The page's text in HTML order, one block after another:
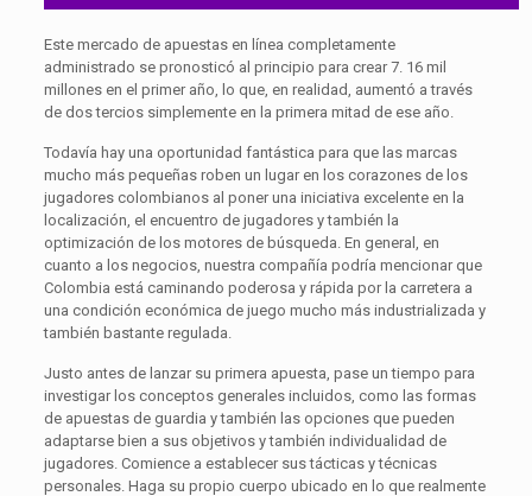
Este mercado de apuestas en línea completamente
administrado se pronosticó al principio para crear 7. 16 mil
millones en el primer año, lo que, en realidad, aumentó a través
de dos tercios simplemente en la primera mitad de ese año.
Todavía hay una oportunidad fantástica para que las marcas
mucho más pequeñas roben un lugar en los corazones de los
jugadores colombianos al poner una iniciativa excelente en la
localización, el encuentro de jugadores y también la
optimización de los motores de búsqueda. En general, en
cuanto a los negocios, nuestra compañía podría mencionar que
Colombia está caminando poderosa y rápida por la carretera a
una condición económica de juego mucho más industrializada y
también bastante regulada.
Justo antes de lanzar su primera apuesta, pase un tiempo para
investigar los conceptos generales incluidos, como las formas
de apuestas de guardia y también las opciones que pueden
adaptarse bien a sus objetivos y también individualidad de
jugadores. Comience a establecer sus tácticas y técnicas
personales. Haga su propio cuerpo ubicado en lo que realmente